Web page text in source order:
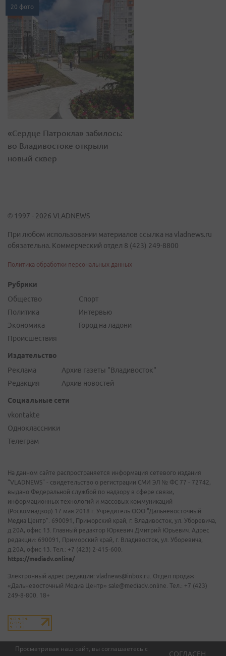
Просматривая наш сайт, вы соглашаетесь с
СОГЛАСЕН
20 фото
«Сердце Патрокла» забилось:
во Владивостоке открыли
новый сквер
© 1997 - 2026 VLADNEWS
При любом использовании материалов ссылка на vladnews.ru
обязательна. Коммерческий отдел 8 (423) 249-8800
Политика обработки персональных данных
Рубрики
Общество
Политика
Экономика
Происшествия
Спорт
Интервью
Город на ладони
Издательство
Реклама
Редакция
Архив газеты "Владивосток"
Архив новостей
Социальные сети
vkontakte
Одноклассники
Телеграм
На данном сайте распространяется информация сетевого издания
"VLADNEWS" - свидетельство о регистрации СМИ ЭЛ № ФС 77 - 72742,
выдано Федеральной службой по надзору в сфере связи,
информационных технологий и массовых коммуникаций
(Роскомнадзор) 17 мая 2018 г. Учредитель ООО "Дальневосточный
Медиа Центр". 690091, Приморский край, г. Владивосток, ул. Уборевича,
д.20А, офис 13. Главный редактор Юркевич Дмитрий Юрьевич. Адрес
редакции: 690091, Приморский край, г. Владивосток, ул. Уборевича,
д.20А, офис 13. Тел.: +7 (423) 2-415-600.
https://mediadv.online/
Электронный адрес редакции: vladnews@inbox.ru. Отдел продаж
«Дальневосточный Медиа Центр» sale@mediadv.online. Тел.: +7 (423)
249-8-800. 18+